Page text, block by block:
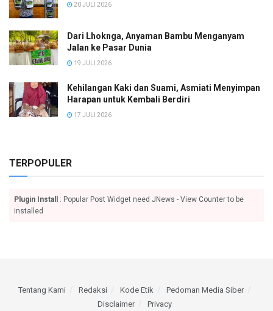
20 JULI 2026
Dari Lhoknga, Anyaman Bambu Menganyam
Jalan ke Pasar Dunia
19 JULI 2026
Kehilangan Kaki dan Suami, Asmiati Menyimpan
Harapan untuk Kembali Berdiri
17 JULI 2026
TERPOPULER
Plugin Install
: Popular Post Widget need JNews - View Counter to be
installed
Tentang Kami Redaksi Kode Etik
Pedoman Media Siber
Disclaimer
Privacy